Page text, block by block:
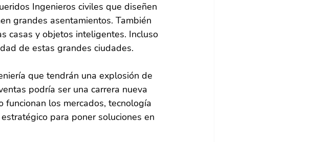
Ingenieros civiles que diseñen
grandes asentamientos. También
casas y objetos inteligentes. Incluso
de estas grandes ciudades.
que tendrán una explosión de
podría ser una carrera nueva
funcionan los mercados, tecnología
para poner soluciones en